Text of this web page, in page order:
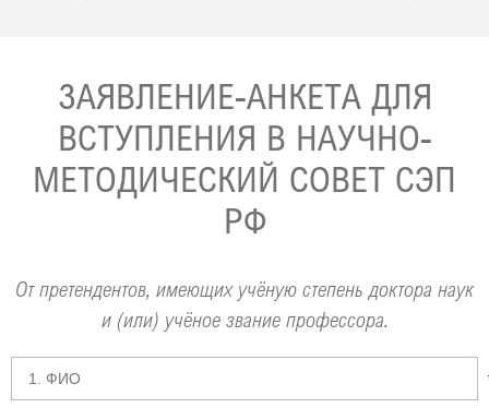
ЗАЯВЛЕНИЕ-АНКЕТА ДЛЯ
ВСТУПЛЕНИЯ В НАУЧНО-
МЕТОДИЧЕСКИЙ СОВЕТ СЭП
РФ
От претендентов, имеющих учёную степень доктора наук
и (или) учёное звание профессора.